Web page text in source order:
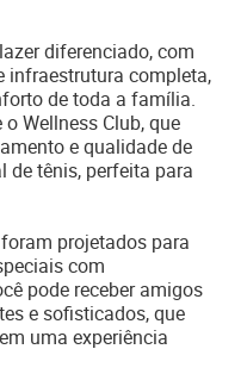
diferenciado, com
infraestrutura completa,
de toda a família.
Wellness Club, que
e qualidade de
de tênis, perfeita para
projetados para
com
pode receber amigos
e sofisticados, que
uma experiência